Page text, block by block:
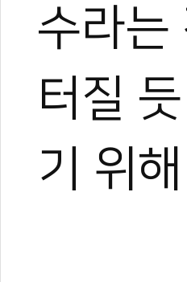
수라는
터질
기 위